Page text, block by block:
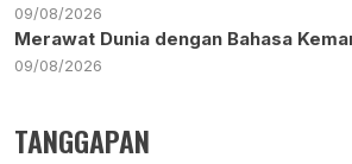
09/08/2026
Merawat Dunia dengan Bahasa
09/08/2026
TANGGAPAN